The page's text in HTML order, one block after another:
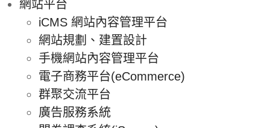
網站平台
iCMS 網站內容管理平台
網站規劃、建置設計
手機網站內容管理平台
電子商務平台(eCommerce)
群聚交流平台
廣告服務系統